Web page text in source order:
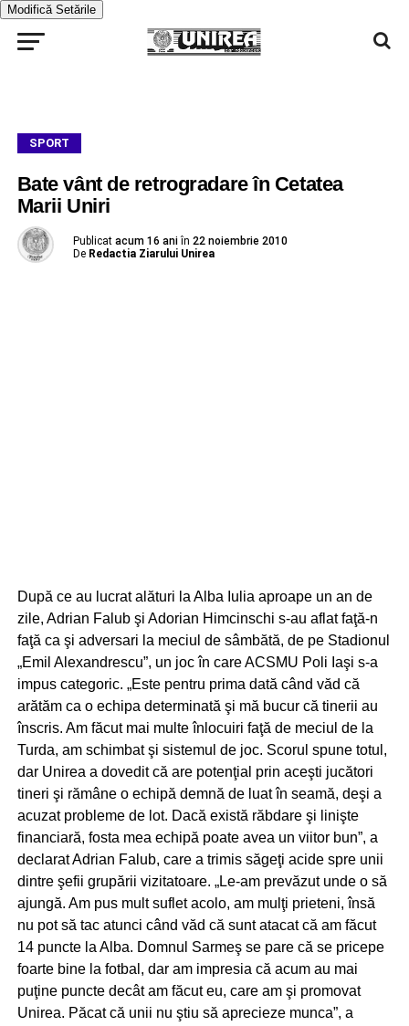
Modifică Setările
SPORT
Bate vânt de retrogradare în Cetatea
Marii Uniri
Publicat acum 16 ani în 22 noiembrie 2010
De Redactia Ziarului Unirea
După ce au lucrat alături la Alba Iulia aproape un an de
zile, Adrian Falub şi Adorian Himcinschi s-au aflat faţă-n
faţă ca şi adversari la meciul de sâmbătă, de pe Stadionul
„Emil Alexandrescu”, un joc în care ACSMU Poli Iaşi s-a
impus categoric. „Este pentru prima dată când văd că
arătăm ca o echipa determinată şi mă bucur că tinerii au
înscris. Am făcut mai multe înlocuiri faţă de meciul de la
Turda, am schimbat şi sistemul de joc. Scorul spune totul,
dar Unirea a dovedit că are potenţial prin aceşti jucători
tineri şi rămâne o echipă demnă de luat în seamă, deşi a
acuzat probleme de lot. Dacă există răbdare şi linişte
financiară, fosta mea echipă poate avea un viitor bun”, a
declarat Adrian Falub, care a trimis săgeţi acide spre unii
dintre şefii grupării vizitatoare. „Le-am prevăzut unde o să
ajungă. Am pus mult suflet acolo, am mulţi prieteni, însă
nu pot să tac atunci când văd că sunt atacat că am făcut
14 puncte la Alba. Domnul Sarmeş se pare că se pricepe
foarte bine la fotbal, dar am impresia că acum au mai
puţine puncte decât am făcut eu, care am şi promovat
Unirea. Păcat că unii nu ştiu să aprecieze munca”, a